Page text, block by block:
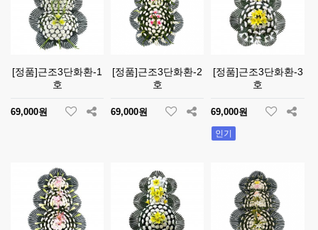
[정품]근조3단화환-1
호
69,000원
[정품]근조3단화환-2
호
69,000원
[정품]근조3단화환-3
호
69,000원
인기